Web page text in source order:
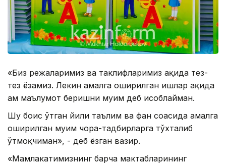
«Биз режаларимиз ва таклифларимиз ҳақида тез-
тез ёзамиз. Лекин амалга оширилган ишлар ҳақида
ҳам маълумот беришни муҳим деб ҳисоблайман.
Шу боис ўтган йили таълим ва фан соҳасида амалга
оширилган муҳим чора-тадбирларга тўхталиб
ўтмоқчиман», - деб ёзган вазир.
«Мамлакатимизнинг барча мактабларининг